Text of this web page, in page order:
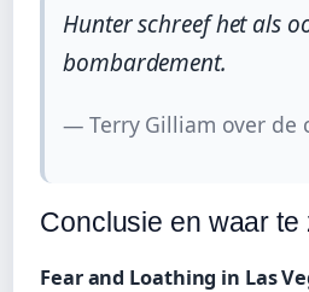
Hunter schreef het als
bombardement.
— Terry Gilliam over de
Conclusie en waar te
Fear and Loathing in Las